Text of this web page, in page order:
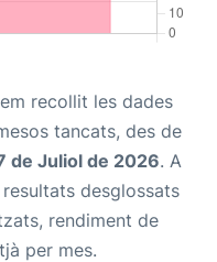
recollit les dades
tancats, des de
de Juliol de 2026. A
desglossats
rendiment de
per mes.